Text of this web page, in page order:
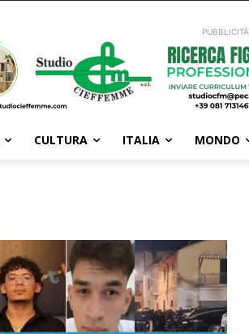
PUBBLICITÀ
CULTURA ITALIA MONDO